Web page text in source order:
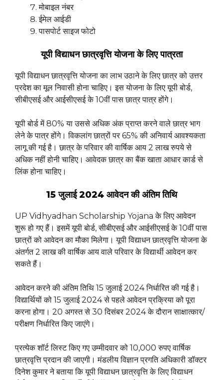
मोबाइल नंबर
ईमेल आईडी
पासपोर्ट साइज फोटो
यूपी विद्याधन छात्रवृत्ति योजना के लिए पात्रता
यूपी विद्याधन छात्रवृत्ति योजना का लाभ उठाने के लिए छात्र को उत्तर
प्रदेश का मूल निवासी होना चाहिए। इस योजना के लिए यूपी बोर्ड,
सीबीएसई और आईसीएसई के 10वीं पास छात्र पात्र होंगे।
यूपी बोर्ड में 80% या उससे अधिक अंक प्राप्त करने वाले छात्र भाग
लेने के पात्र होंगे। विकलांग छात्रों पर 65% की अनिवार्य आवश्यकता
लागू की गई है। छात्र के परिवार की वार्षिक आय 2 लाख रुपये से
अधिक नहीं होनी चाहिए। आवेदक छात्र का बैंक खाता आधार कार्ड से
लिंक होना चाहिए।
15 जुलाई 2024 आवेदन की अंतिम तिथि
UP Vidhyadhan Scholarship Yojana के लिए आवेदन
शुरू हो गए हैं। इसमें यूपी बोर्ड, सीबीएसई और आईसीएसई के 10वीं पास
छात्रों को आवेदन का मौका मिलेगा। यूपी विद्याधन छात्रवृत्ति योजना के
अंतर्गत 2 लाख की वार्षिक आय वाले परिवार के विद्यार्थी आवेदन कर
सकते हैं।
आवेदन करने की अंतिम तिथि 15 जुलाई 2024 निर्धारित की गई है।
विद्यार्थियों को 15 जुलाई 2024 से पहले आवेदन प्रक्रिया को पूरा
करना होगा। 20 अगस्त से 30 दिसंबर 2024 के दौरान साक्षात्कार/
परीक्षण निर्धारित किए जाएंगे।
प्रत्येक शॉर्ट लिस्ट किए गए उम्मीदवार को 10,000 रुपए वार्षिक
छात्रवृत्ति प्रदान की जाएगी। मंडलीय विज्ञान प्रगति अधिकारी डॉक्टर
दिनेश कुमार ने बताया कि यूपी विद्याधन छात्रवृत्ति के लिए विद्याधन